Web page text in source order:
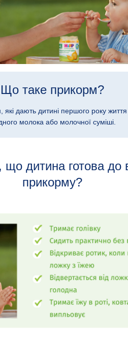
Що таке прикорм?
які дають дитині першого року
молока або молочної суміші.
що дитина готова до
прикорму?